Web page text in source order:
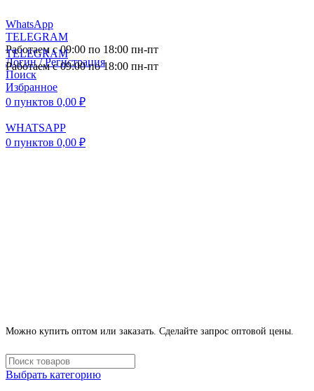
WhatsApp
TELEGRAM
Работаем с 09:00 по 18:00 пн-пт
Логин / Регистрация
Поиск
Избранное
0 пунктов 0,00 ₽
WHATSAPP
0 пунктов 0,00 ₽
TELEGRAM
Работаем с 09:00 по 18:00 пн-пт
Можно купить оптом или заказать. Сделайте запрос оптовой цены.
Выбрать категорию